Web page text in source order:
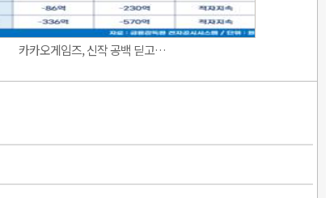
카카오게임즈, 신작 공백 딛고…